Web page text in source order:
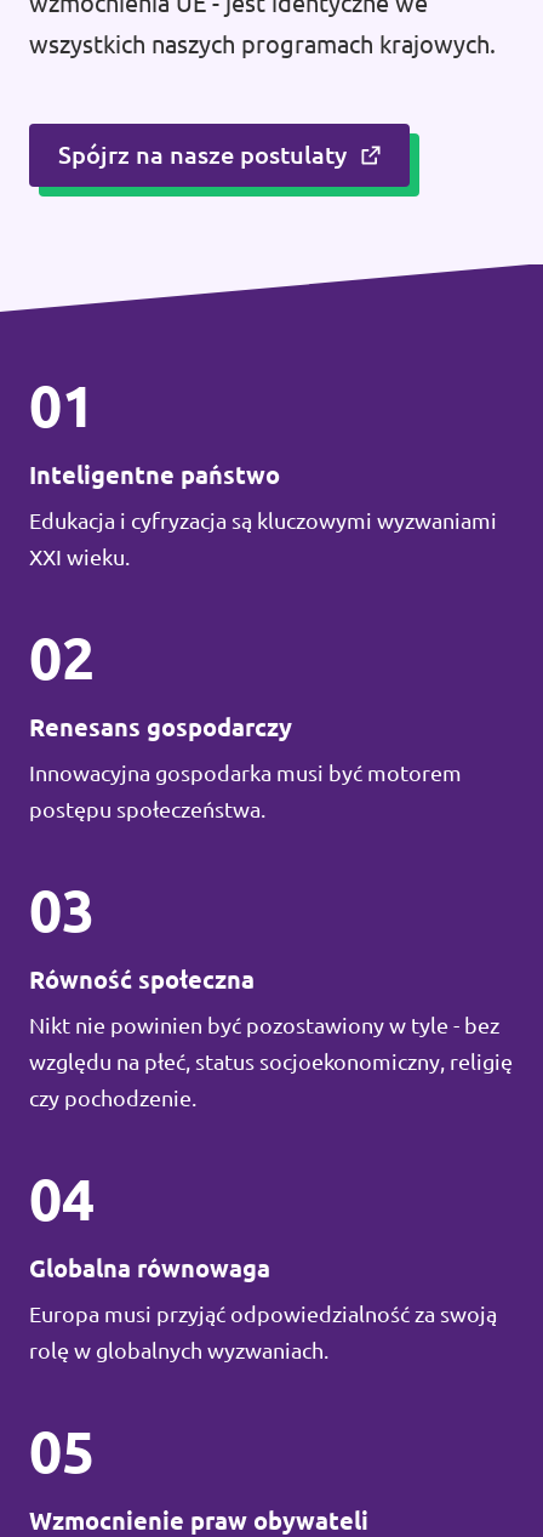
wszystkich naszych programach krajowych.
Spójrz na nasze postulaty
01
Inteligentne państwo
Edukacja i cyfryzacja są kluczowymi wyzwaniami
XXI wieku.
02
Renesans gospodarczy
Innowacyjna gospodarka musi być motorem
postępu społeczeństwa.
03
Równość społeczna
Nikt nie powinien być pozostawiony w tyle - bez
względu na płeć, status socjoekonomiczny, religię
czy pochodzenie.
04
Globalna równowaga
Europa musi przyjąć odpowiedzialność za swoją
rolę w globalnych wyzwaniach.
05
Wzmocnienie praw obywateli